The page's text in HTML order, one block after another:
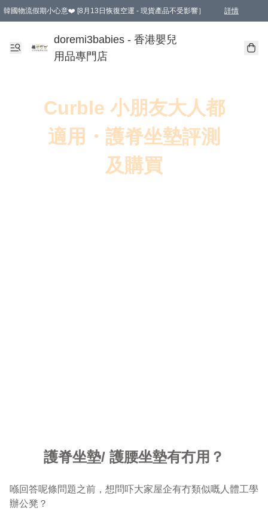
韓國物流假期小心意❤️ [8月13日恢復空運 - 現貨產品不受影響］ 詳情
新會員首張訂單滿$600即享9折優惠！(部份超優惠產品 & 品牌指定價除外)
doremi3babies - 香港嬰兒
用品專門店
Curble 小朋友大人都
適用・護脊坐墊評測
及購買
護脊坐墊/ 護腰坐墊有冇用？
喺回答呢條問題之前，想問吓大家屋企有冇類似嘅人體工學
辦公凳？